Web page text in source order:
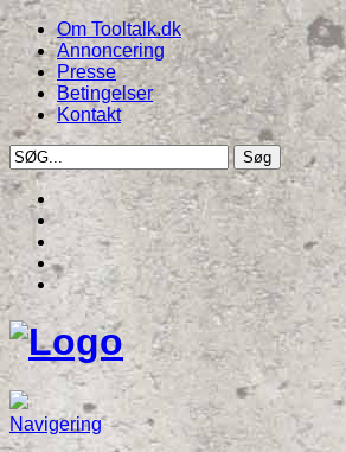
Om Tooltalk.dk
Annoncering
Presse
Betingelser
Kontakt
Navigering